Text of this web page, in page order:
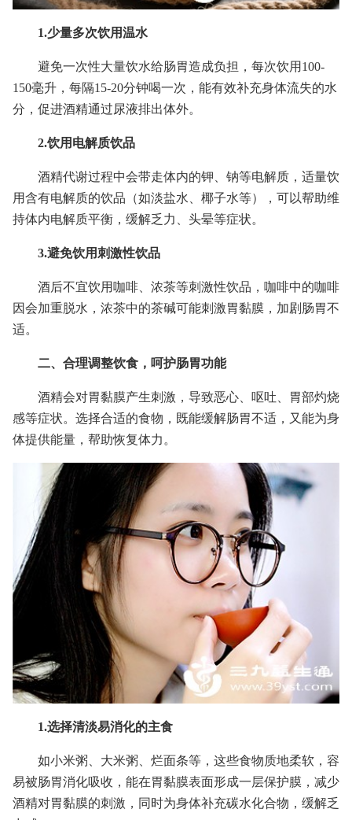
1.少量多次饮用温水
避免一次性大量饮水给肠胃造成负担，每次饮用100-
150毫升，每隔15-20分钟喝一次，能有效补充身体流失的水
分，促进酒精通过尿液排出体外。
2.饮用电解质饮品
酒精代谢过程中会带走体内的钾、钠等电解质，适量饮
用含有电解质的饮品（如淡盐水、椰子水等），可以帮助维
持体内电解质平衡，缓解乏力、头晕等症状。
3.避免饮用刺激性饮品
酒后不宜饮用咖啡、浓茶等刺激性饮品，咖啡中的咖啡
因会加重脱水，浓茶中的茶碱可能刺激胃黏膜，加剧肠胃不
适。
二、合理调整饮食，呵护肠胃功能
酒精会对胃黏膜产生刺激，导致恶心、呕吐、胃部灼烧
感等症状。选择合适的食物，既能缓解肠胃不适，又能为身
体提供能量，帮助恢复体力。
1.选择清淡易消化的主食
如小米粥、大米粥、烂面条等，这些食物质地柔软，容
易被肠胃消化吸收，能在胃黏膜表面形成一层保护膜，减少
酒精对胃黏膜的刺激，同时为身体补充碳水化合物，缓解乏